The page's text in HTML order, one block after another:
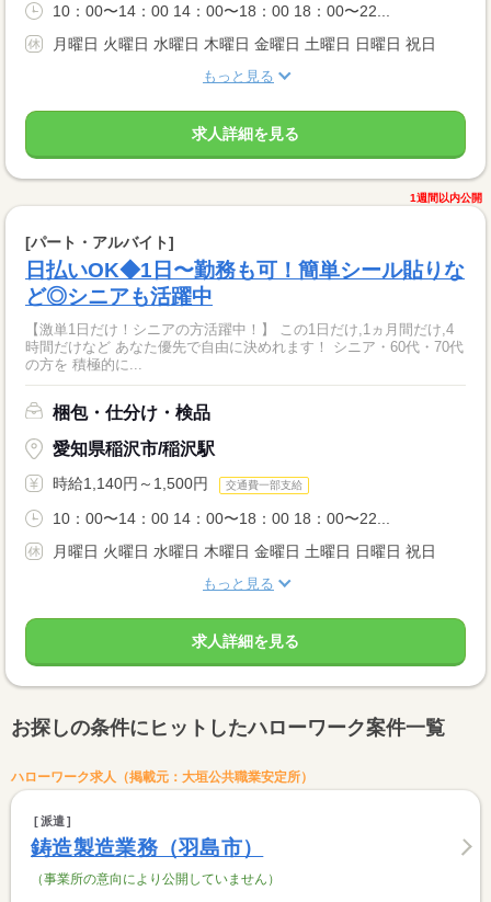
10：00〜14：00 14：00〜18：00 18：00〜22...
月曜日 火曜日 水曜日 木曜日 金曜日 土曜日 日曜日 祝日
もっと見る
求人詳細を見る
1週間以内公開
[パート・アルバイト]
日払いOK◆1日〜勤務も可！簡単シール貼りな
ど◎シニアも活躍中
【激単1日だけ！シニアの方活躍中！】 この1日だけ,1ヵ月間だけ,4
時間だけなど あなた優先で自由に決めれます！ シニア・60代・70代
の方を 積極的に...
梱包・仕分け・検品
愛知県稲沢市/稲沢駅
時給1,140円～1,500円 交通費一部支給
10：00〜14：00 14：00〜18：00 18：00〜22...
月曜日 火曜日 水曜日 木曜日 金曜日 土曜日 日曜日 祝日
もっと見る
求人詳細を見る
お探しの条件にヒットしたハローワーク案件一覧
ハローワーク求人（掲載元：大垣公共職業安定所）
派遣
鋳造製造業務（羽島市）
（事業所の意向により公開していません）